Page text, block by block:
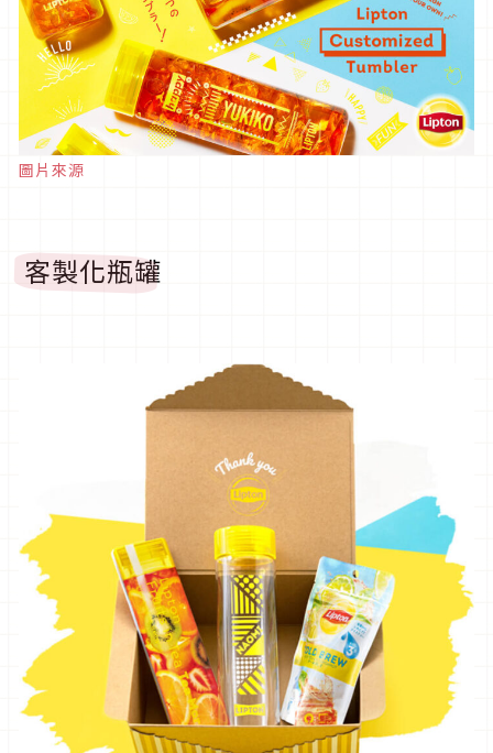
圖片來源
客製化瓶罐